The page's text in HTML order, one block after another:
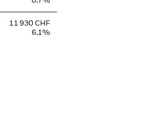
11 930 CHF
6,1%